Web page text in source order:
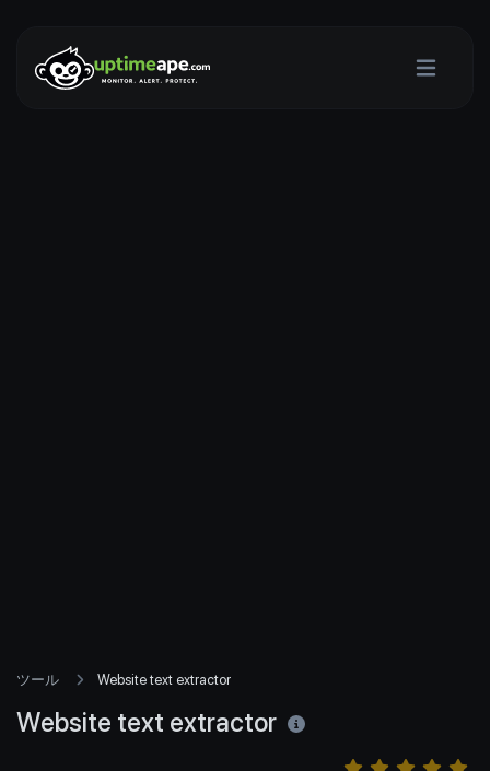
ツール Website text extractor
Website text extractor